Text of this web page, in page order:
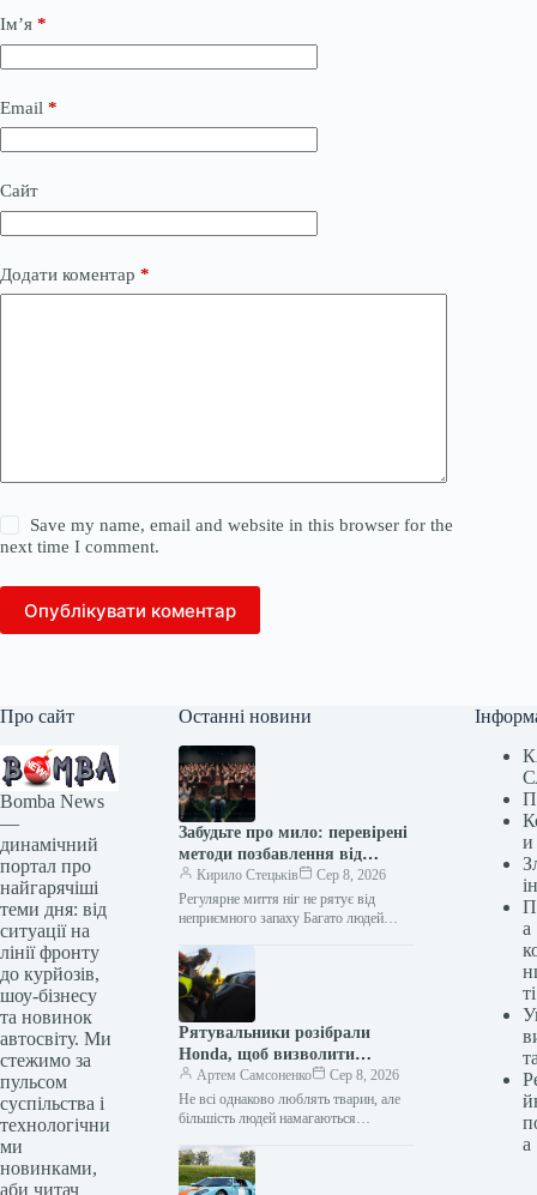
Ім’я *
Email *
Сайт
Додати коментар *
Save my name, email and website in this browser for the
next time I comment.
Опублікувати коментар
Про сайт
Bomba News
—
динамічний
портал про
найгарячіші
теми дня: від
ситуації на
лінії фронту
до курйозів,
шоу-бізнесу
та новинок
автосвіту. Ми
стежимо за
пульсом
суспільства і
технологічни
ми
новинками,
аби читач
Останні новини
Забудьте про мило: перевірені
методи позбавлення від
запаху ніг
Кирило Стецьків
Сер 8, 2026
Регулярне миття ніг не рятує від
неприємного запаху Багато людей
запаху ніг, вважаючи це ознакою
поганої гігієни.…
Рятувальники розібрали
Honda, щоб визволити
кошеня з-під пункту видачі
замовлень
Артем Самсоненко
Сер 8, 2026
Не всі однаково люблять тварин, але
більшість людей намагаються
потрапив у біду. А що робити,…
и
а
ті
а